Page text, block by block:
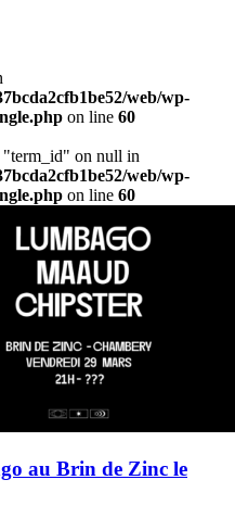
web/wp-
on line 60
"term_id" on null in
web/wp-
on line 60
au Brin de Zinc le